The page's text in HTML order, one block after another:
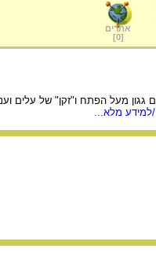
אתרים
[
0
]
/למידע מלא...